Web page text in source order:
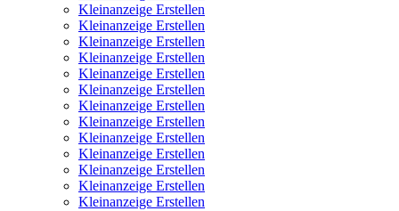
Kleinanzeige Erstellen
Kleinanzeige Erstellen
Kleinanzeige Erstellen
Kleinanzeige Erstellen
Kleinanzeige Erstellen
Kleinanzeige Erstellen
Kleinanzeige Erstellen
Kleinanzeige Erstellen
Kleinanzeige Erstellen
Kleinanzeige Erstellen
Kleinanzeige Erstellen
Kleinanzeige Erstellen
Kleinanzeige Erstellen